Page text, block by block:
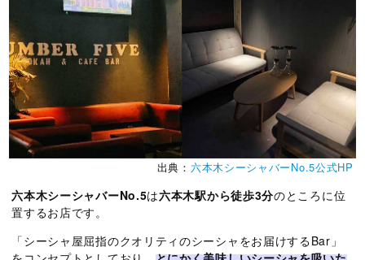
出典： 六本木シーシャバーNo.5公式HP
六本木シーシャバーNo.5は六本木駅から徒歩3分のところに位
置するお店です。
「シーシャ屋屈指のクオリティのシーシャをお届けするBar」